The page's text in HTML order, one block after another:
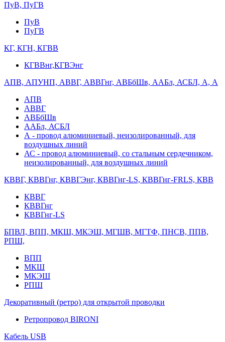
ПуВ, ПуГВ
ПуВ
ПуГВ
КГ, КГН, КГВВ
КГВВнг,КГВЭнг
АПВ, АПУНП, АВВГ, АВВГнг, АВБбШв, ААБл, АСБЛ, А, А
АПВ
АВВГ
АВБбШв
ААБл, АСБЛ
А - провод алюминиевый, неизолированный, для
воздушных линий
АС - провод алюминиевый, со стальным сердечником,
неизолированный, для воздушных линий
КВВГ, КВВГнг, КВВГЭнг, КВВГнг-LS, КВВГнг-FRLS, КВВ
КВВГ
КВВГнг
КВВГнг-LS
БПВЛ, ВПП, МКШ, МКЭШ, МГШВ, МГТФ, ПНСВ, ППВ,
РПШ,
ВПП
МКШ
МКЭШ
РПШ
Декоративный (ретро) для открытой проводки
Ретропровод BIRONI
Кабель USB